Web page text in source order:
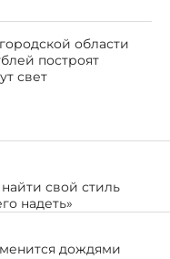
области
построят
свет
свой стиль
надеть»
дождями